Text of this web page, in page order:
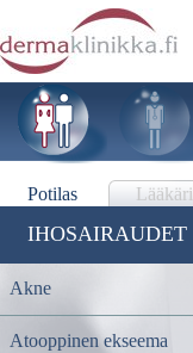
Potilas Lääkäri
IHOSAIRAUDET
Akne
Atooppinen ekseema